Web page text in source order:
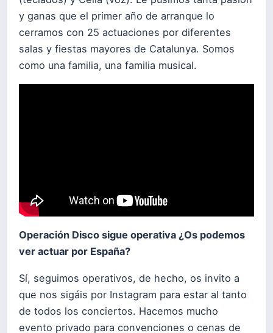
y ganas que el primer año de arranque lo
cerramos con 25 actuaciones por diferentes
salas y fiestas mayores de Catalunya. Somos
como una familia, una familia musical.
Operación Disco sigue operativa ¿Os podemos
ver actuar por España?
Sí, seguimos operativos, de hecho, os invito a
que nos sigáis por Instagram para estar al tanto
de todos los conciertos. Hacemos mucho
evento privado para convenciones o cenas de